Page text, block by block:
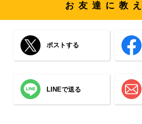
お友達に教
ポストする
LINEで送る